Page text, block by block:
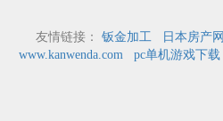
友情链接： 钣金加工 日本房产网
www.kanwenda.com
pc单机游戏下载